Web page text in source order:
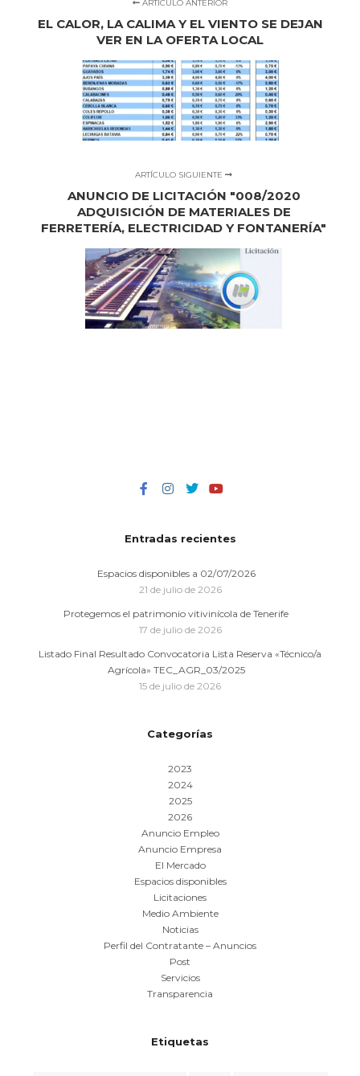
ARTÍCULO ANTERIOR
EL CALOR, LA CALIMA Y EL VIENTO SE DEJAN
VER EN LA OFERTA LOCAL
ARTÍCULO SIGUIENTE
ANUNCIO DE LICITACIÓN "008/2020
ADQUISICIÓN DE MATERIALES DE
FERRETERÍA, ELECTRICIDAD Y FONTANERÍA"
Entradas recientes
Espacios disponibles a 02/07/2026
21 de julio de 2026
Protegemos el patrimonio vitivinícola de Tenerife
17 de julio de 2026
Listado Final Resultado Convocatoria Lista Reserva «Técnico/a
Agrícola» TEC_AGR_03/2025
15 de julio de 2026
Categorías
2023
2024
2025
2026
Anuncio Empleo
Anuncio Empresa
El Mercado
Espacios disponibles
Licitaciones
Medio Ambiente
Noticias
Perfil del Contratante – Anuncios
Post
Servicios
Transparencia
Etiquetas